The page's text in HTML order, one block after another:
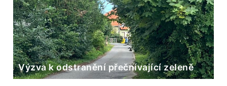
Výzva k odstranění přečnívající zeleně